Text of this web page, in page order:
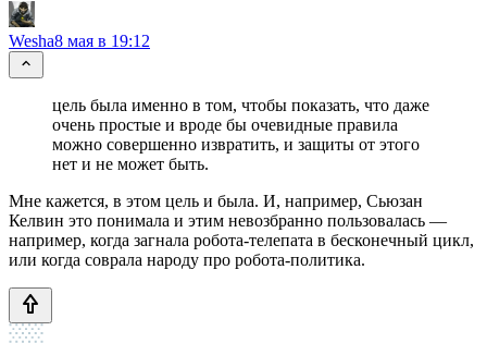
Wesha8 мая в 19:12
цель была именно в том, чтобы показать, что даже
очень простые и вроде бы очевидные правила
можно совершенно извратить, и защиты от этого
нет и не может быть.
Мне кажется, в этом цель и была. И, например, Сьюзан
Келвин это понимала и этим невозбранно пользовалась —
например, когда загнала робота-телепата в бесконечный цикл,
или когда соврала народу про робота-политика.